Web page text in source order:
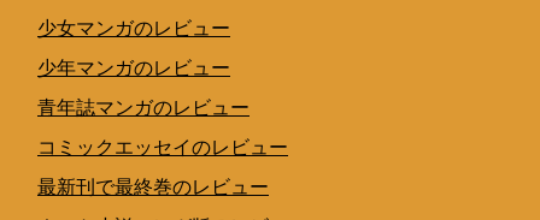
少女マンガのレビュー
少年マンガのレビュー
青年誌マンガのレビュー
コミックエッセイのレビュー
最新刊で最終巻のレビュー